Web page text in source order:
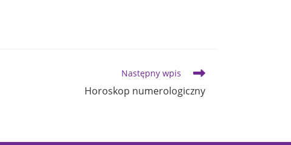
Następny wpis
Horoskop numerologiczny